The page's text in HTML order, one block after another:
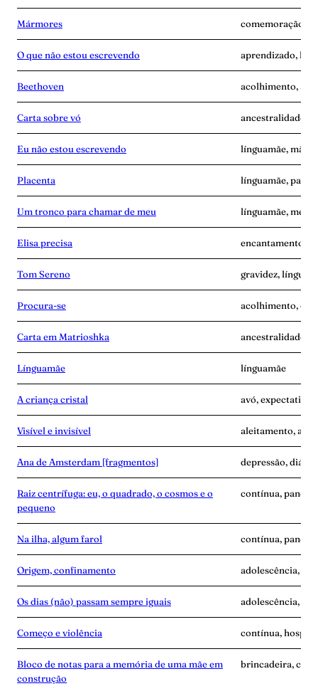
Mármores comemoração,
O que não estou escrevendo aprendizado,
Beethoven acolhimento,
Carta sobre vó ancestralidade,
Eu não estou escrevendo línguamãe, mãe-
Placenta línguamãe,
Um tronco para chamar de meu línguamãe,
Elisa precisa encantamento,
Tom Sereno gravidez,
Procura-se acolhimento,
Carta em Matrioshka ancestralidade,
Línguamãe línguamãe
A criança cristal avó, expectativa
Visível e invisível aleitamento,
Ana de Amsterdam [fragmentos] depressão, diário
Raiz centrífuga: eu, o quadrado, o cosmos e o
pequeno
contínua,
Na ilha, algum farol contínua,
Origem, confinamento adolescência,
Os dias (não) passam sempre iguais adolescência,
Começo e violência contínua,
Bloco de notas para a memória de uma mãe em
construção
brincadeira,